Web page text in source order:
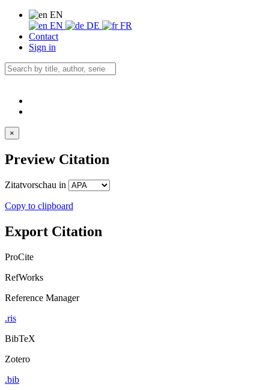
EN
EN
DE
FR
Contact
Sign in
×
Preview Citation
Zitatvorschau in
Copy to clipboard
Export Citation
ProCite
RefWorks
Reference Manager
.ris
BibTeX
Zotero
.bib